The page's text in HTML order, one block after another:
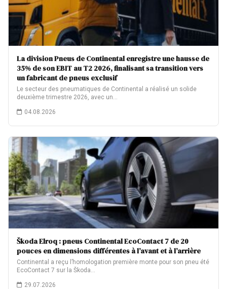
La division Pneus de Continental enregistre une hausse de
35% de son EBIT au T2 2026, finalisant sa transition vers
un fabricant de pneus exclusif
Le secteur des pneumatiques de Continental a réalisé un solide
deuxième trimestre 2026, avec un…
04.08.2026
Škoda Elroq : pneus Continental EcoContact 7 de 20
pouces en dimensions différentes à l’avant et à l’arrière
Continental a reçu l’homologation première monte pour son pneu été
EcoContact 7 sur la Škoda…
29.07.2026